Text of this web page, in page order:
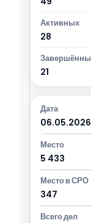
28
21
06.05.2026
5 433
347